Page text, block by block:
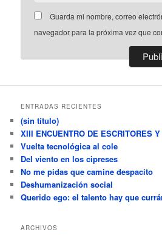
Guarda mi nombre, correo
navegador para la próxima vez que
ENTRADAS RECIENTES
(sin título)
XIII ENCUENTRO DE ESCRITORES
Vuelta tecnológica al cole
Del viento en los cipreses
No me pidas que camine despacito
Deshumanización social
Querido ego: el talento hay que
ARCHIVOS